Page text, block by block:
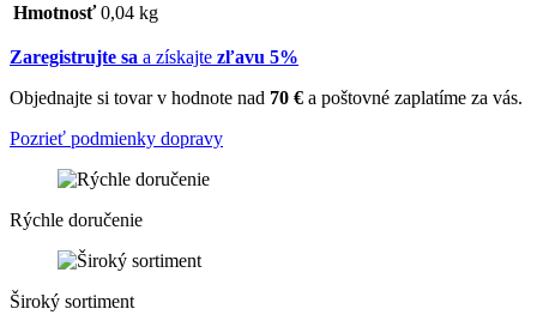
Hmotnosť 0,04 kg
Zaregistrujte sa a získajte zľavu 5%
Objednajte si tovar v hodnote nad 70 € a poštovné zaplatíme za vás.
Pozrieť podmienky dopravy
Rýchle doručenie
Široký sortiment